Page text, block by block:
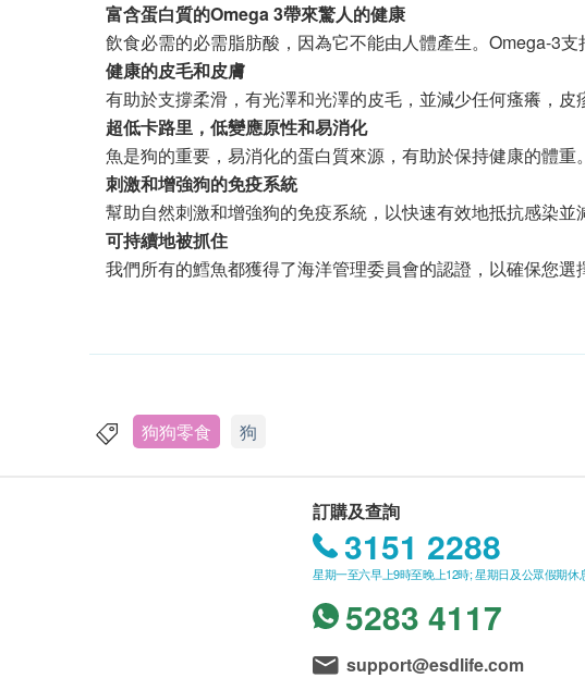
富含蛋白質的Omega 3帶來驚人的健康
飲食必需的必需脂肪酸，因為它不能由人體產生。Omega-3
健康的皮毛和皮膚
有助於支撐柔滑，有光澤和光澤的皮毛，並減少任何瘙癢，皮
超低卡路里，低變應原性和易消化
魚是狗的重要，易消化的蛋白質來源，有助於保持健康的體重
刺激和增強狗的免疫系統
幫助自然刺激和增強狗的免疫系統，以快速有效地抵抗感染並
可持續地被抓住
我們所有的鱈魚都獲得了海洋管理委員會的認證，以確保您
狗狗零食 狗
訂購及查詢
3151 2288
星期一至六早上9時至晚上12時; 星期日及公眾假期休
5283 4117
support@esdlife.com